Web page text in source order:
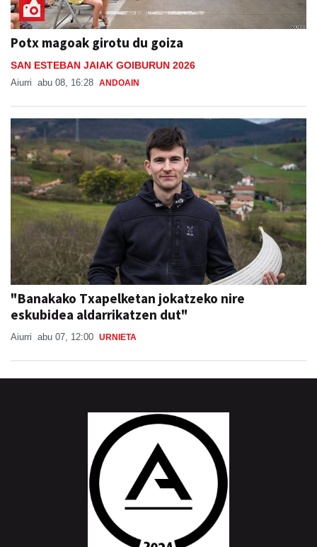
Potx magoak girotu du goiza
SAN ESTEBAN JAIAK GOIBURUN 2026
Aiurri abu 08, 16:28 ANDOAIN
"Banakako Txapelketan jokatzeko nire
eskubidea aldarrikatzen dut"
Aiurri abu 07, 12:00 URNIETA